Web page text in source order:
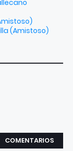
(Amistoso)
COMENTARIOS